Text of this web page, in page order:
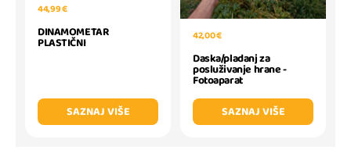
44,99 €
DINAMOMETAR
PLASTIČNI
SAZNAJ VIŠE
42,00 €
Daska/pladanj za
posluživanje hrane -
Fotoaparat
SAZNAJ VIŠE